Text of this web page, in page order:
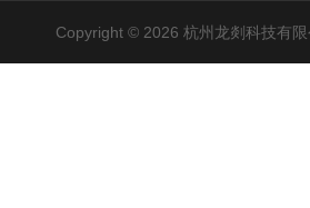
Copyright © 2026 杭州龙剡科技有